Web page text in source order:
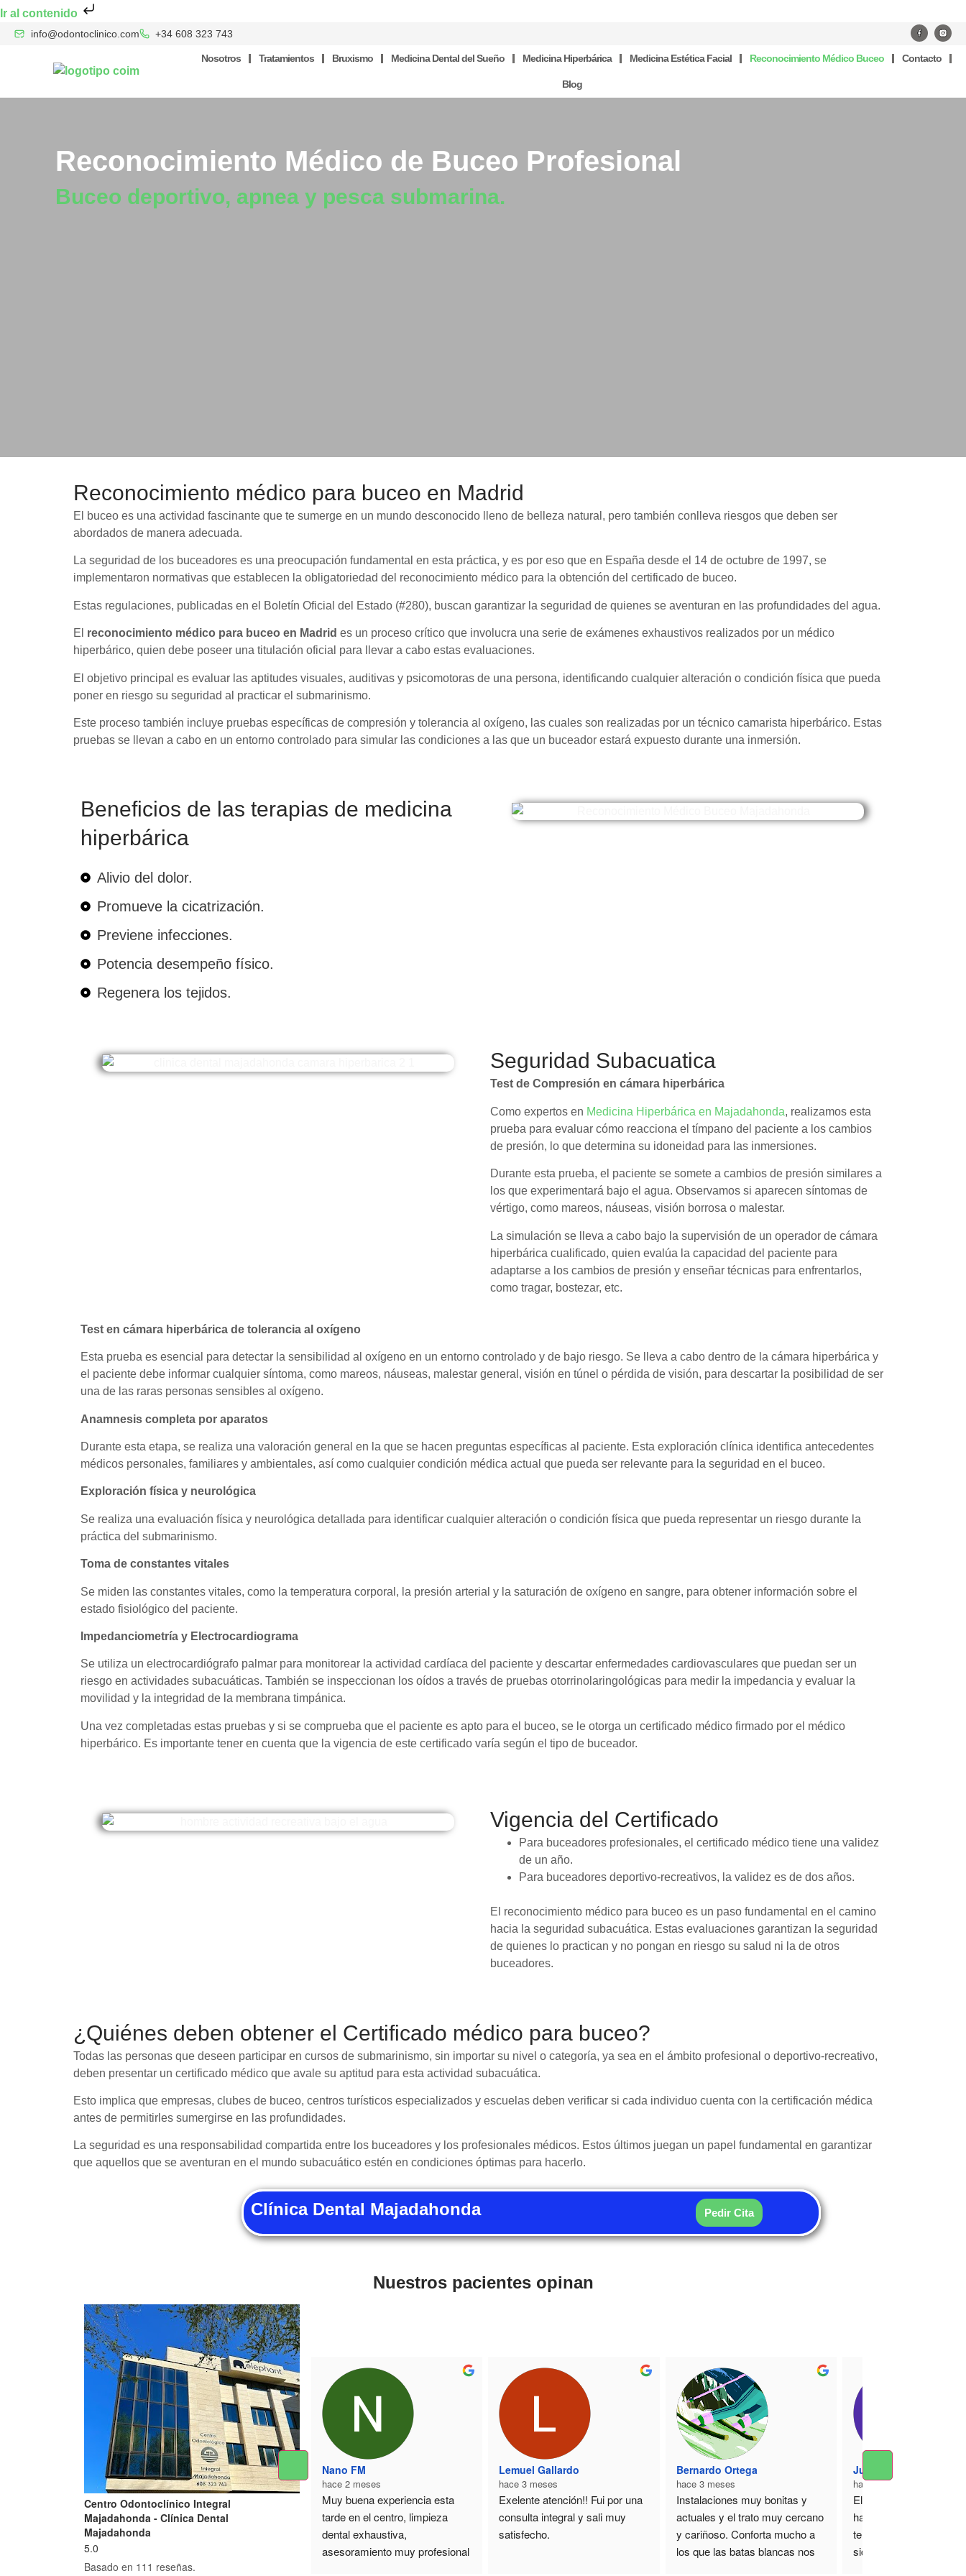
Ir al contenido
info@odontoclinico.com +34 608 323 743
Nosotros Tratamientos Bruxismo Medicina Dental del Sueño Medicina Hiperbárica Medicina Estética Facial Reconocimiento Médico Buceo Contacto
Blog
Reconocimiento Médico de Buceo Profesional
Buceo deportivo, apnea y pesca submarina.
Reconocimiento médico para buceo en Madrid
El buceo es una actividad fascinante que te sumerge en un mundo desconocido lleno de belleza natural, pero también conlleva riesgos que deben ser
abordados de manera adecuada.
La seguridad de los buceadores es una preocupación fundamental en esta práctica, y es por eso que en España desde el 14 de octubre de 1997, se
implementaron normativas que establecen la obligatoriedad del reconocimiento médico para la obtención del certificado de buceo.
Estas regulaciones, publicadas en el Boletín Oficial del Estado (#280), buscan garantizar la seguridad de quienes se aventuran en las profundidades del agua.
El reconocimiento médico para buceo en Madrid es un proceso crítico que involucra una serie de exámenes exhaustivos realizados por un médico
hiperbárico, quien debe poseer una titulación oficial para llevar a cabo estas evaluaciones.
El objetivo principal es evaluar las aptitudes visuales, auditivas y psicomotoras de una persona, identificando cualquier alteración o condición física que pueda
poner en riesgo su seguridad al practicar el submarinismo.
Este proceso también incluye pruebas específicas de compresión y tolerancia al oxígeno, las cuales son realizadas por un técnico camarista hiperbárico. Estas
pruebas se llevan a cabo en un entorno controlado para simular las condiciones a las que un buceador estará expuesto durante una inmersión.
Beneficios de las terapias de medicina
hiperbárica
Alivio del dolor.
Promueve la cicatrización.
Previene infecciones.
Potencia desempeño físico.
Regenera los tejidos.
Seguridad Subacuatica
Test de Compresión en cámara hiperbárica
Como expertos en Medicina Hiperbárica en Majadahonda, realizamos esta
prueba para evaluar cómo reacciona el tímpano del paciente a los cambios
de presión, lo que determina su idoneidad para las inmersiones.
Durante esta prueba, el paciente se somete a cambios de presión similares a
los que experimentará bajo el agua. Observamos si aparecen síntomas de
vértigo, como mareos, náuseas, visión borrosa o malestar.
La simulación se lleva a cabo bajo la supervisión de un operador de cámara
hiperbárica cualificado, quien evalúa la capacidad del paciente para
adaptarse a los cambios de presión y enseñar técnicas para enfrentarlos,
como tragar, bostezar, etc.
Test en cámara hiperbárica de tolerancia al oxígeno
Esta prueba es esencial para detectar la sensibilidad al oxígeno en un entorno controlado y de bajo riesgo. Se lleva a cabo dentro de la cámara hiperbárica y
el paciente debe informar cualquier síntoma, como mareos, náuseas, malestar general, visión en túnel o pérdida de visión, para descartar la posibilidad de ser
una de las raras personas sensibles al oxígeno.
Anamnesis completa por aparatos
Durante esta etapa, se realiza una valoración general en la que se hacen preguntas específicas al paciente. Esta exploración clínica identifica antecedentes
médicos personales, familiares y ambientales, así como cualquier condición médica actual que pueda ser relevante para la seguridad en el buceo.
Exploración física y neurológica
Se realiza una evaluación física y neurológica detallada para identificar cualquier alteración o condición física que pueda representar un riesgo durante la
práctica del submarinismo.
Toma de constantes vitales
Se miden las constantes vitales, como la temperatura corporal, la presión arterial y la saturación de oxígeno en sangre, para obtener información sobre el
estado fisiológico del paciente.
Impedanciometría y Electrocardiograma
Se utiliza un electrocardiógrafo palmar para monitorear la actividad cardíaca del paciente y descartar enfermedades cardiovasculares que puedan ser un
riesgo en actividades subacuáticas. También se inspeccionan los oídos a través de pruebas otorrinolaringológicas para medir la impedancia y evaluar la
movilidad y la integridad de la membrana timpánica.
Una vez completadas estas pruebas y si se comprueba que el paciente es apto para el buceo, se le otorga un certificado médico firmado por el médico
hiperbárico. Es importante tener en cuenta que la vigencia de este certificado varía según el tipo de buceador.
Vigencia del Certificado
Para buceadores profesionales, el certificado médico tiene una validez
de un año.
Para buceadores deportivo-recreativos, la validez es de dos años.
El reconocimiento médico para buceo es un paso fundamental en el camino
hacia la seguridad subacuática. Estas evaluaciones garantizan la seguridad
de quienes lo practican y no pongan en riesgo su salud ni la de otros
buceadores.
¿Quiénes deben obtener el Certificado médico para buceo?
Todas las personas que deseen participar en cursos de submarinismo, sin importar su nivel o categoría, ya sea en el ámbito profesional o deportivo-recreativo,
deben presentar un certificado médico que avale su aptitud para esta actividad subacuática.
Esto implica que empresas, clubes de buceo, centros turísticos especializados y escuelas deben verificar si cada individuo cuenta con la certificación médica
antes de permitirles sumergirse en las profundidades.
La seguridad es una responsabilidad compartida entre los buceadores y los profesionales médicos. Estos últimos juegan un papel fundamental en garantizar
que aquellos que se aventuran en el mundo subacuático estén en condiciones óptimas para hacerlo.
Clínica Dental Majadahonda Pedir Cita
Nuestros pacientes opinan
Centro Odontoclínico Integral
Majadahonda - Clínica Dental
Majadahonda
5.0
Basado en 111 reseñas.
Nano FM
hace 2 meses
Muy buena experiencia esta
tarde en el centro, limpieza
dental exhaustiva,
asesoramiento muy profesional
Lemuel Gallardo
hace 3 meses
Exelente atención!! Fui por una
consulta integral y sali muy
satisfecho.
Bernardo Ortega
hace 3 meses
Instalaciones muy bonitas y
actuales y el trato muy cercano
y cariñoso. Conforta mucho a
los que las batas blancas nos
Juan Isasa
hace 3 meses
El servicio para mi y mi
ha sido estupendo. No
tenido que esperar y
sido muy rápido y